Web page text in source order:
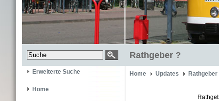
Rathgeber ?
Erweiterte Suche
Home
Home Updates Rathgeber